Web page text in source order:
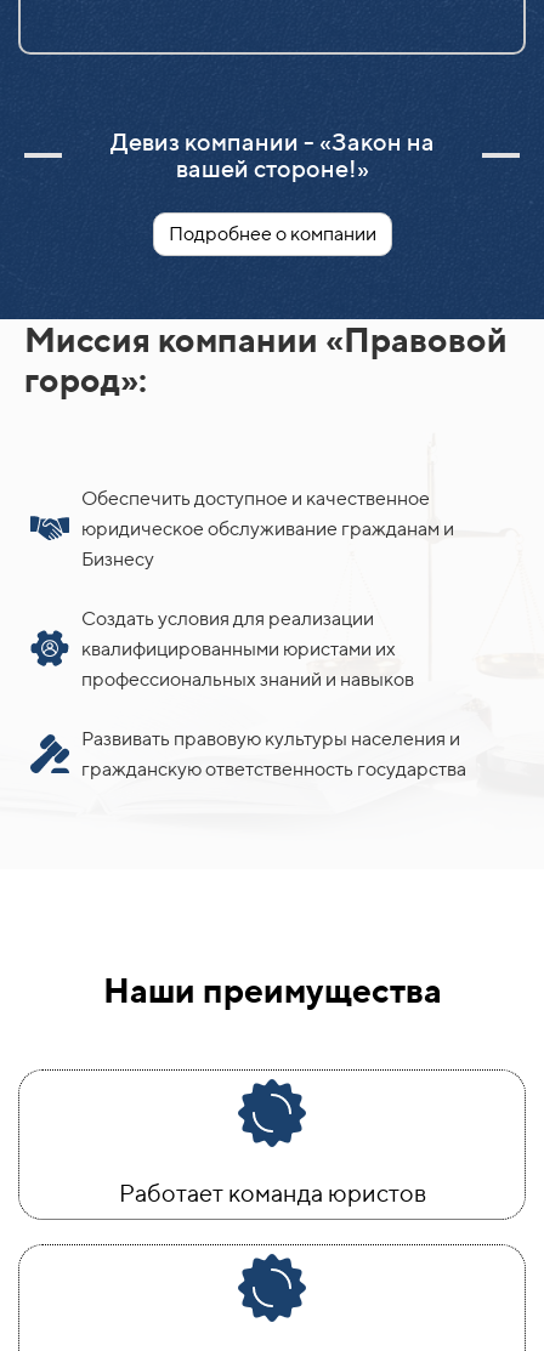
Девиз компании - «Закон на
вашей стороне!»
Подробнее о компании
Миссия компании «Правовой
город»:
Обеспечить доступное и качественное
юридическое обслуживание гражданам и
Бизнесу
Создать условия для реализации
квалифицированными юристами их
профессиональных знаний и навыков
Развивать правовую культуры населения и
гражданскую ответственность государства
Наши преимущества
Работает команда юристов